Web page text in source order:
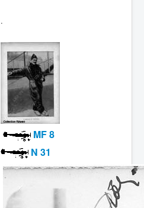
.
MF 8
N 31